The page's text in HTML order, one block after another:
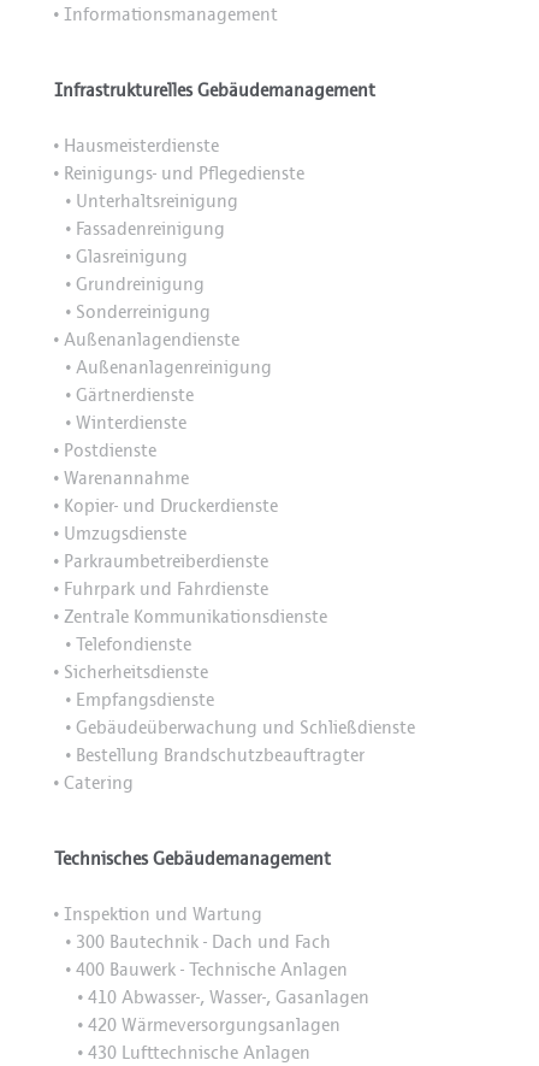
•Informationsmanagement
Infrastrukturelles Gebäudemanagement
•Hausmeisterdienste
•Reinigungs- und Pflegedienste
•Unterhaltsreinigung
•Fassadenreinigung
•Glasreinigung
•Grundreinigung
•Sonderreinigung
•Außenanlagendienste
•Außenanlagenreinigung
•Gärtnerdienste
•Winterdienste
•Postdienste
•Warenannahme
•Kopier- und Druckerdienste
•Umzugsdienste
•Parkraumbetreiberdienste
•Fuhrpark und Fahrdienste
•Zentrale Kommunikationsdienste
•Telefondienste
•Sicherheitsdienste
•Empfangsdienste
•Gebäudeüberwachung und Schließdienste
•Bestellung Brandschutzbeauftragter
•Catering
Technisches Gebäudemanagement
•Inspektion und Wartung
•300 Bautechnik - Dach und Fach
•400 Bauwerk - Technische Anlagen
•410 Abwasser-, Wasser-, Gasanlagen
•420 Wärmeversorgungsanlagen
•430 Lufttechnische Anlagen